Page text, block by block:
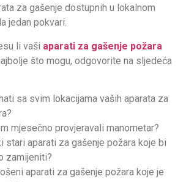
za gašenje dostupnih u lokalnom
jedan pokvari.
li vaši aparati za gašenje požara
što mogu, odgovorite na sljedeća
sa svim lokacijama vaših aparata za
mjesečno provjeravali manometar?
stari aparati za gašenje požara koje bi
zamijeniti?
aparati za gašenje požara koje je